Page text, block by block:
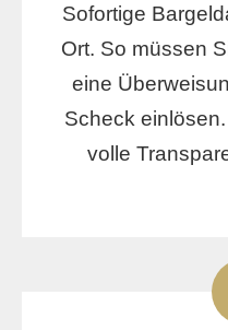
Sofortige
Ort. So müssen
eine
Scheck
volle